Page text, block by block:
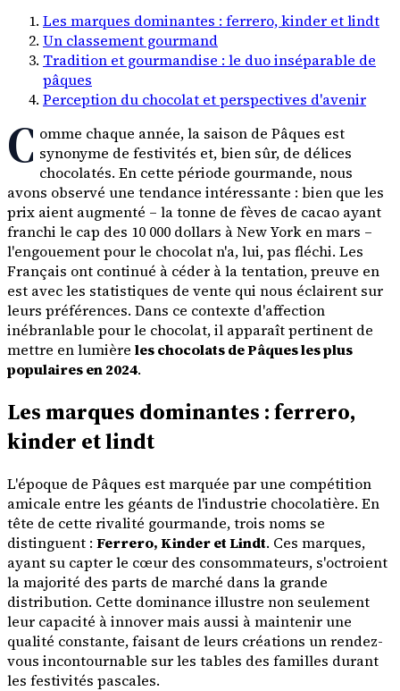
Les marques dominantes : ferrero, kinder et lindt
Un classement gourmand
Tradition et gourmandise : le duo inséparable de
pâques
Perception du chocolat et perspectives d'avenir
C omme chaque année, la saison de Pâques est
synonyme de festivités et, bien sûr, de délices
chocolatés. En cette période gourmande, nous
avons observé une tendance intéressante : bien que les
prix aient augmenté – la tonne de fèves de cacao ayant
franchi le cap des 10 000 dollars à New York en mars –
l'engouement pour le chocolat n'a, lui, pas fléchi. Les
Français ont continué à céder à la tentation, preuve en
est avec les statistiques de vente qui nous éclairent sur
leurs préférences. Dans ce contexte d'affection
inébranlable pour le chocolat, il apparaît pertinent de
mettre en lumière les chocolats de Pâques les plus
populaires en 2024.
Les marques dominantes : ferrero,
kinder et lindt
L'époque de Pâques est marquée par une compétition
amicale entre les géants de l'industrie chocolatière. En
tête de cette rivalité gourmande, trois noms se
distinguent : Ferrero, Kinder et Lindt. Ces marques,
ayant su capter le cœur des consommateurs, s'octroient
la majorité des parts de marché dans la grande
distribution. Cette dominance illustre non seulement
leur capacité à innover mais aussi à maintenir une
qualité constante, faisant de leurs créations un rendez-
vous incontournable sur les tables des familles durant
les festivités pascales.